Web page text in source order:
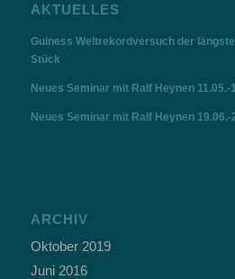
AKTUELLES
Guiness Weltrekordversuch der
Stück
Neues Seminar mit Ralf Heynen 11.05.-
Neues Seminar mit Ralf Heynen 19.06.-
ARCHIV
Oktober 2019
Juni 2016